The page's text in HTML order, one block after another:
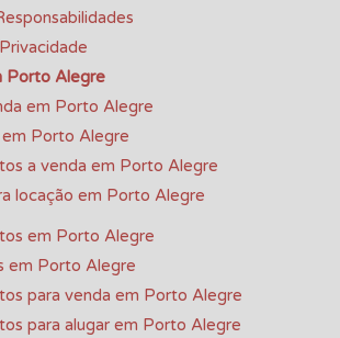
Porto Alegre
em Porto Alegre
em Porto Alegre
a venda em Porto Alegre
locação em Porto Alegre
em Porto Alegre
em Porto Alegre
para venda em Porto Alegre
para alugar em Porto Alegre